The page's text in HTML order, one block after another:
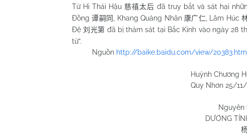
Từ Hi Thái Hậu 慈禧太后 đã truy bắt và sát hại
Đồng谭嗣同 , Khang Quảng Nhân 康广仁 , Lâm Húc
Đệ刘光第 đã bị thảm sát tại Bắc Kinh vào ngày 28
tử”.
Nguồn http://baike.baidu.com/view/20383.htm
Huỳnh Chương
Quy Nhơn 25/11/
Nguyên
DƯƠNG